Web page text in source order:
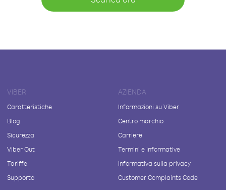
VIBER
Caratteristiche
Blog
Sicurezza
Viber Out
Tariffe
Supporto
AZIENDA
Informazioni su Viber
Centro marchio
Carriere
Termini e informative
Informativa sulla privacy
Customer Complaints Code